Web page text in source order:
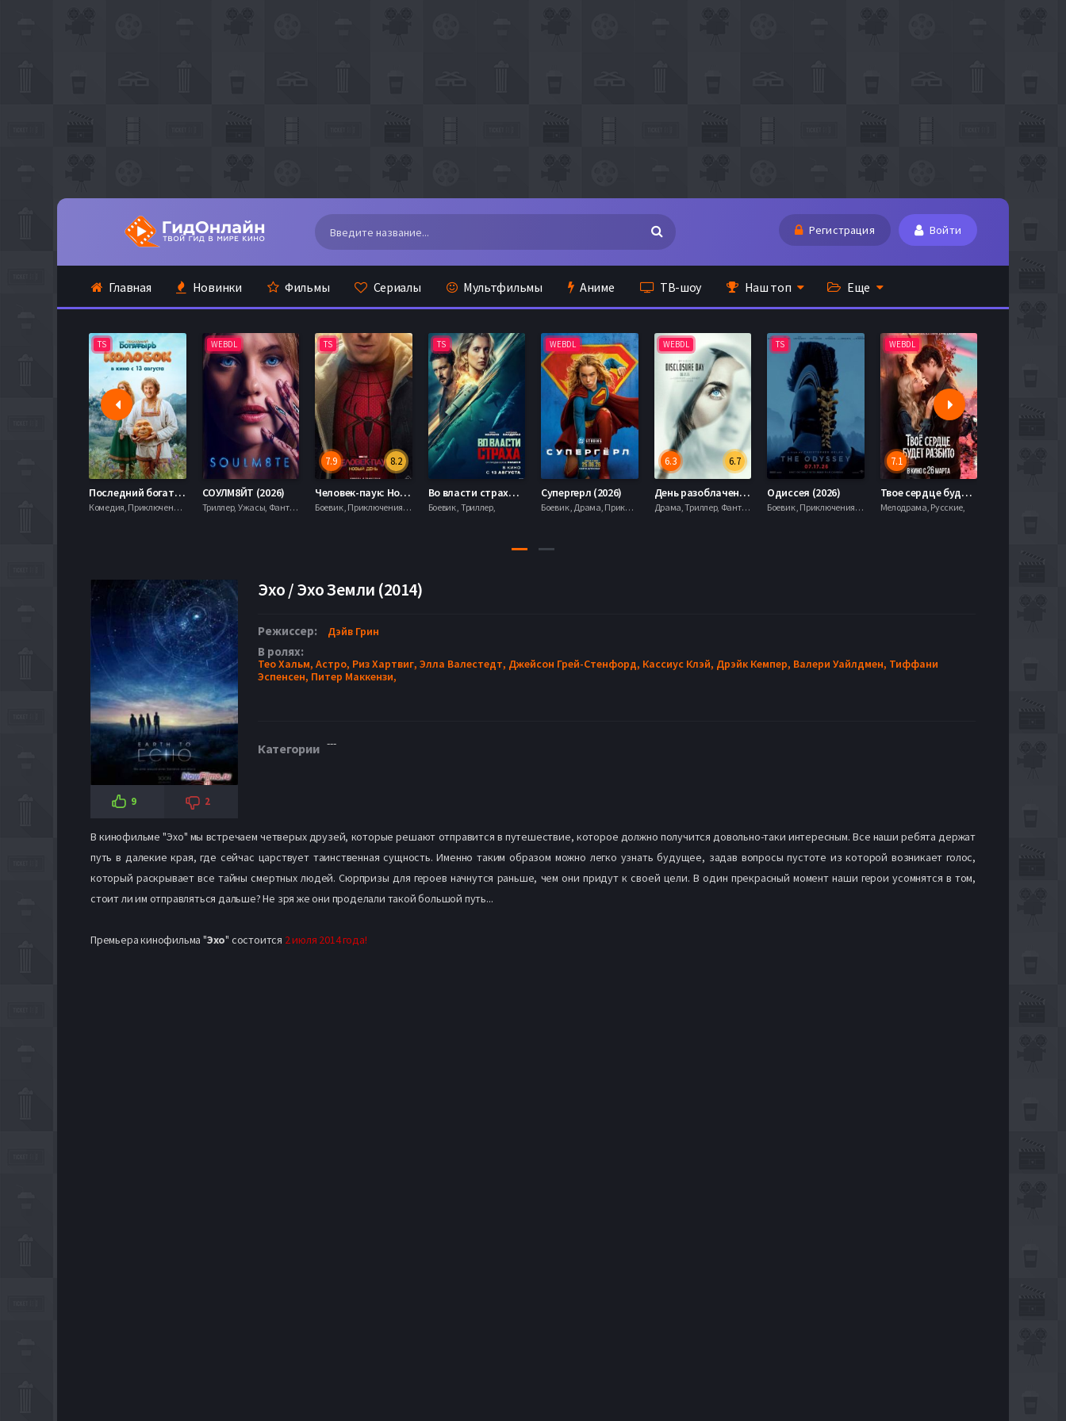
Регистрация Войти
Главная Новинки Фильмы Сериалы Мультфильмы Аниме ТВ-шоу Наш топ Еще
TS
Последний богатырь. Колобок (2026)
Комедия, Приключения, Фэнтези,
WEBDL
СОУЛМ8ЙТ (2026)
Триллер, Ужасы, Фантастика,
TS
8.2
7.9
Человек-паук: Новый день (2026)
Боевик , Приключения, Фантастика, Фэнтези,
TS
Во власти страха (2026)
Боевик , Триллер,
WEBDL
Супергерл (2026)
Боевик , Драма, Приключения, Фантастика,
WEBDL
6.7
6.3
День разоблачения (2026)
Драма, Триллер, Фантастика,
TS
Одиссея (2026)
Боевик , Приключения, Фэнтези,
WEBDL
7.1
Твое сердце будет разбито (2026)
Мелодрама, Русские,
9 2
Эхо / Эхо Земли (2014)
Режиссер: Дэйв Грин
В ролях:
Тео Хальм, Астро, Риз Хартвиг, Элла Валестедт, Джейсон Грей-Стенфорд, Кассиус Клэй, Дрэйк Кемпер, Валери Уайлдмен, Тиффани
Эспенсен, Питер Маккензи,
Категории ---
В кинофильме "Эхо" мы встречаем четверых друзей, которые решают отправится в путешествие, которое должно получится довольно-таки интересным. Все наши ребята держат
путь в далекие края, где сейчас царствует таинственная сущность. Именно таким образом можно легко узнать будущее, задав вопросы пустоте из которой возникает голос,
который раскрывает все тайны смертных людей. Сюрпризы для героев начнутся раньше, чем они придут к своей цели. В один прекрасный момент наши герои усомнятся в том,
стоит ли им отправляться дальше? Не зря же они проделали такой большой путь...
Премьера кинофильма "Эхо" состоится 2 июля 2014 года!